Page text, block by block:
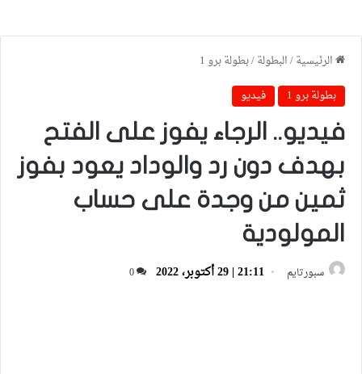
الرئيسية/البطولة/بطولة برو 1
بطولة برو 1
فيديو
فيديو.. الرجاء يفوز على الفتح
بهدف دون رد والوداد يعود بفوز
ثمين من وجدة على حساب
المولودية
سبورتايم 21:11 | 29 أكتوبر، 2022 0